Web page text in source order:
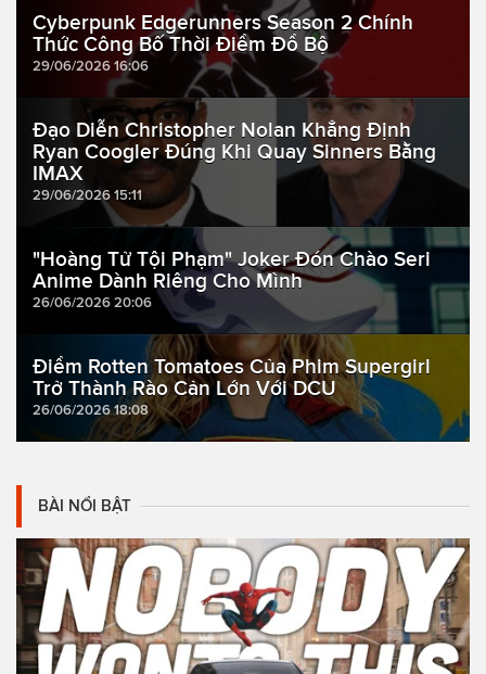
Cyberpunk Edgerunners Season 2 Chính
Thức Công Bố Thời Điểm Đổ Bộ
29/06/2026 16:06
Đạo Diễn Christopher Nolan Khẳng Định
Ryan Coogler Đúng Khi Quay Sinners Bằng
IMAX
29/06/2026 15:11
"Hoàng Tử Tội Phạm" Joker Đón Chào Seri
Anime Dành Riêng Cho Mình
26/06/2026 20:06
Điểm Rotten Tomatoes Của Phim Supergirl
Trở Thành Rào Cản Lớn Với DCU
26/06/2026 18:08
BÀI NỔI BẬT